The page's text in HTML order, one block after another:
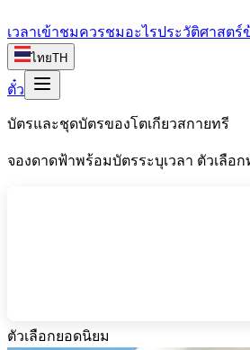
เวลาเข้าชมควรชมอะไรประวัติศาสตร์
ไทยTH
ตั๋ว
บัตรและชุดบัตรของโตเกียวสกายทรี
จองดาดฟ้าพร้อมบัตรระบุเวลา ตัวเลื
ตัวเลือกยอดนิยม